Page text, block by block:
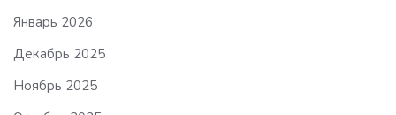
Январь 2026
Декабрь 2025
Ноябрь 2025